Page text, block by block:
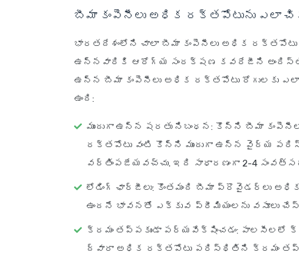
బీమా కంపెనీలు అధిక రక్తపోటును ఎలా
భారతదేశంలోని చాలా బీమా కంపెనీలు అధిక
ఉన్నవారికి ఆరోగ్య సంరక్షణ కవరేజీని
ఉన్న బీమా కంపెనీలు అధిక రక్తపోటు రోగులకు ఎలా
ఉంది:
ముందుగా ఉన్న షరతు నిబంధన: కొన్ని బీమా
రక్తపోటు వంటి కొన్ని ముందుగా ఉన్న వైద్య
వర్తింపజేయవచ్చు. ఇది సాధారణంగా 2-4
లోడింగ్ ఛార్జీలు: కొంతమంది బీమా ప్రొవైడర్లు
ఉందనే భావనతో ఎక్కువ ప్రీమియంలను వసూలు
క్రమం తప్పకుండా పర్యవేక్షించడం: పాలసీలలో
ద్వారా అధిక రక్తపోటు పరిస్థితిని క్రమం